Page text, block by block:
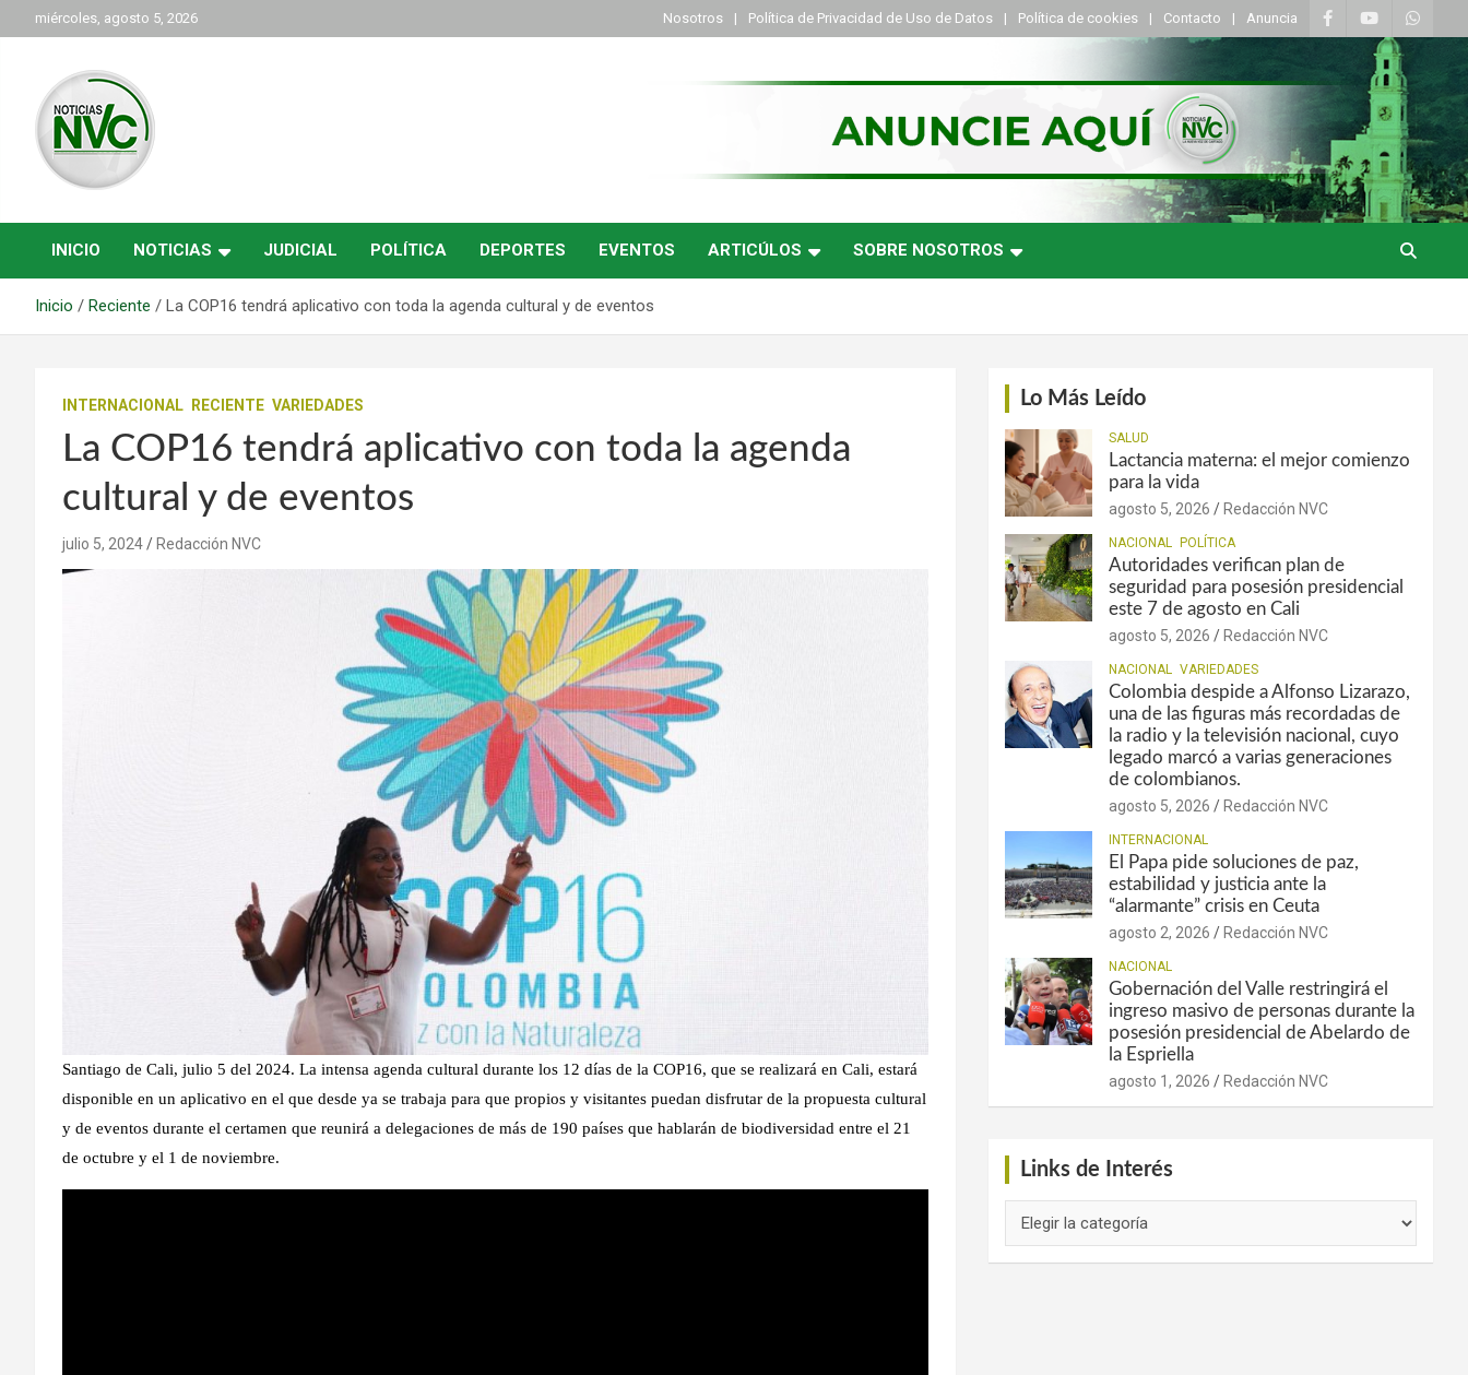
al
miércoles, agosto 5, 2026 Nosotros Política de Privacidad de Uso de Datos Política de cookies Contacto Anuncia
NVC Noticias
INICIO NOTICIAS JUDICIAL POLÍTICA DEPORTES EVENTOS ARTICÚLOS SOBRE NOSOTROS
Inicio Reciente La COP16 tendrá aplicativo con toda la agenda cultural y de eventos
INTERNACIONAL RECIENTE VARIEDADES
La COP16 tendrá aplicativo con toda la agenda
cultural y de eventos
julio 5, 2024 Redacción NVC
Santiago de Cali, julio 5 del 2024. La intensa agenda cultural durante los 12 días de la COP16, que se realizará en Cali, estará
disponible en un aplicativo en el que desde ya se trabaja para que propios y visitantes puedan disfrutar de la propuesta cultural
y de eventos durante el certamen que reunirá a delegaciones de más de 190 países que hablarán de biodiversidad entre el 21
de octubre y el 1 de noviembre.
Lo Más Leído
SALUD
Lactancia materna: el mejor comienzo
para la vida
agosto 5, 2026 Redacción NVC
NACIONAL POLÍTICA
Autoridades verifican plan de
seguridad para posesión presidencial
este 7 de agosto en Cali
agosto 5, 2026 Redacción NVC
NACIONAL VARIEDADES
Colombia despide a Alfonso Lizarazo,
una de las figuras más recordadas de
la radio y la televisión nacional, cuyo
legado marcó a varias generaciones
de colombianos.
agosto 5, 2026 Redacción NVC
INTERNACIONAL
El Papa pide soluciones de paz,
estabilidad y justicia ante la
“alarmante” crisis en Ceuta
agosto 2, 2026 Redacción NVC
NACIONAL
Gobernación del Valle restringirá el
ingreso masivo de personas durante la
posesión presidencial de Abelardo de
la Espriella
agosto 1, 2026 Redacción NVC
Links de Interés
de